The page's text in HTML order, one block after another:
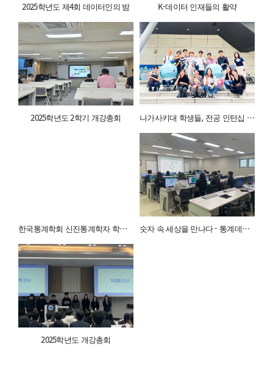
2025학년도 제4회 데이터인의 밤 K-데이터 인재들의 활약
2025학년도 2학기 개강총회 나가사키대 학생들, 전공 인턴십 왔다
한국통계학회 신진통계학자 학술논문상 수상_김형우 교수(통계·데이터사이언스전공) 숫자 속 세상을 만나다 - 통계데이터 부산센터 방문과 교육
2025학년도 개강총회